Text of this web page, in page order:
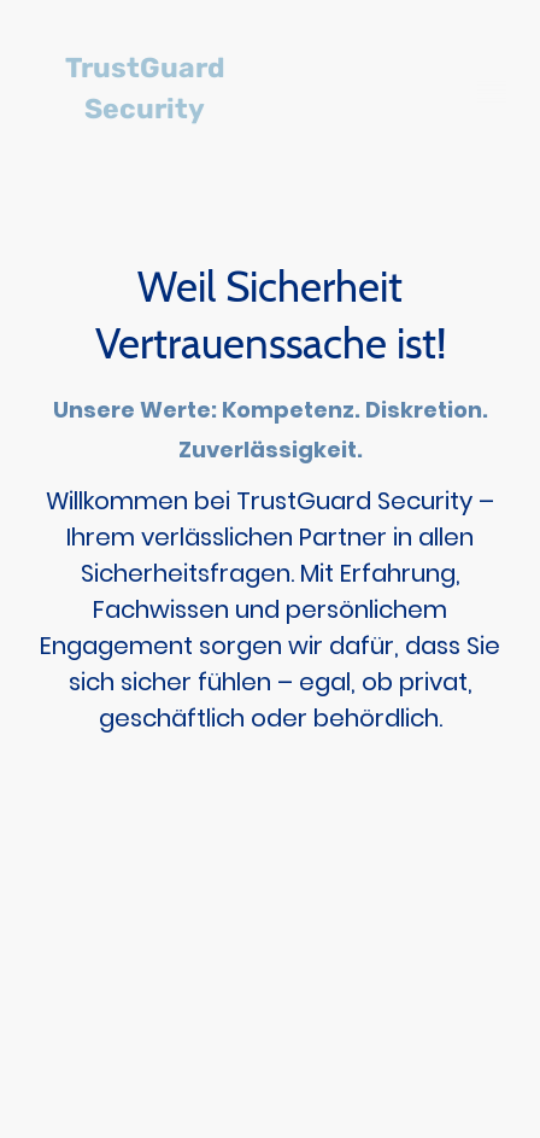
TrustGuard
Security
Weil Sicherheit
Vertrauenssache ist!
Unsere Werte: Kompetenz. Diskretion.
Zuverlässigkeit.
Willkommen bei TrustGuard Security –
Ihrem verlässlichen Partner in allen
Sicherheitsfragen. Mit Erfahrung,
Fachwissen und persönlichem
Engagement sorgen wir dafür, dass Sie
sich sicher fühlen – egal, ob privat,
geschäftlich oder behördlich.